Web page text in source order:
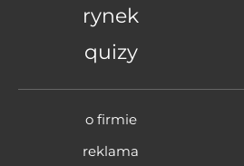
rynek
quizy
o firmie
reklama